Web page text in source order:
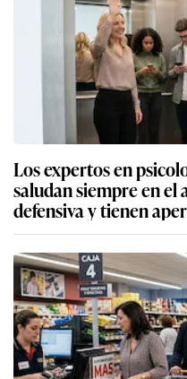
Los expertos en
saludan siempre en el
defensiva y tienen